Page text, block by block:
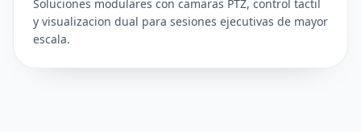
Soluciones modulares con camaras PTZ, control tactil
y visualizacion dual para sesiones ejecutivas de mayor
escala.